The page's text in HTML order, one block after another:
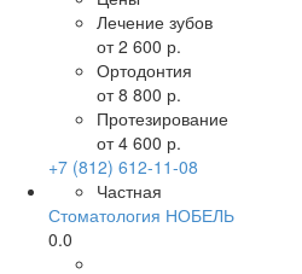
Лечение зубов
от 2 600 р.
Ортодонтия
от 8 800 р.
Протезирование
от 4 600 р.
+7 (812) 612-11-08
Частная
Стоматология НОБЕЛЬ
0.0